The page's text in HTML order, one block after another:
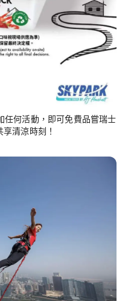
何活動，即可免費品嘗瑞士
清涼時刻！